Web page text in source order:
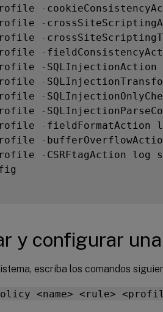
-
-
-
-
-
-
-
-
-
-
- CSRFtagAction log
y configurar
escriba los comandos
<name> <rule>